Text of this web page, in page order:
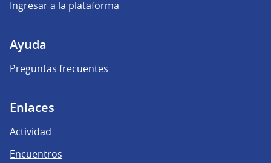
Ingresar a la plataforma
Ayuda
Preguntas frecuentes
Enlaces
Actividad
Encuentros